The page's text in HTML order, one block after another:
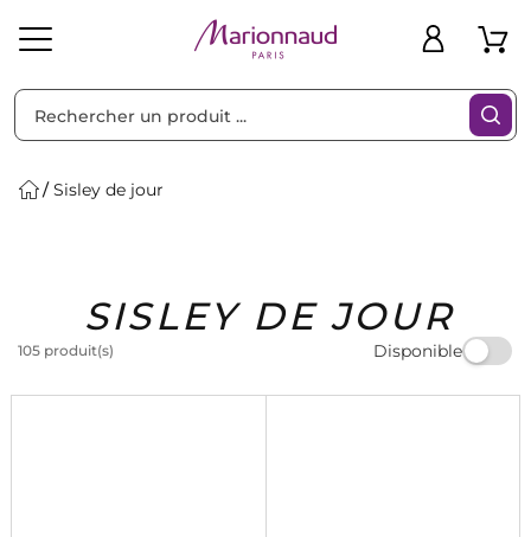
Solaire Homme Marques Idées
Cadeaux
Bons
Plans
Sisley de jour
SISLEY DE JOUR
105 produit(s) Disponible
Filtres